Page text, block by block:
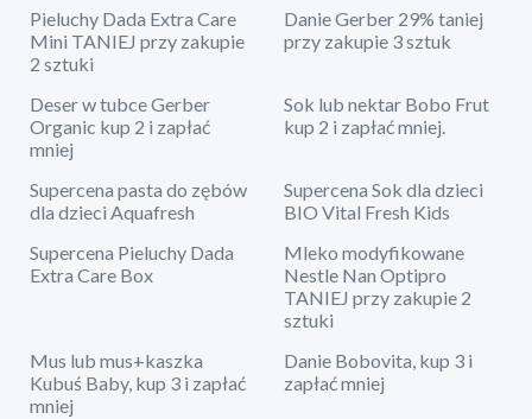
Pieluchy Dada Extra Care
Mini TANIEJ przy zakupie
2 sztuki
Danie Gerber 29% taniej
przy zakupie 3 sztuk
Deser w tubce Gerber
Organic kup 2 i zapłać
mniej
Sok lub nektar Bobo Frut
kup 2 i zapłać mniej.
Supercena pasta do zębów
dla dzieci Aquafresh
Supercena Sok dla dzieci
BIO Vital Fresh Kids
Supercena Pieluchy Dada
Extra Care Box
Mleko modyfikowane
Nestle Nan Optipro
TANIEJ przy zakupie 2
sztuki
Mus lub mus+kaszka
Kubuś Baby, kup 3 i zapłać
mniej
Danie Bobovita, kup 3 i
zapłać mniej